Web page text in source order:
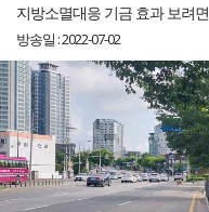
지방소멸대응 기금 효과 보려면
방송일 : 2022-07-02